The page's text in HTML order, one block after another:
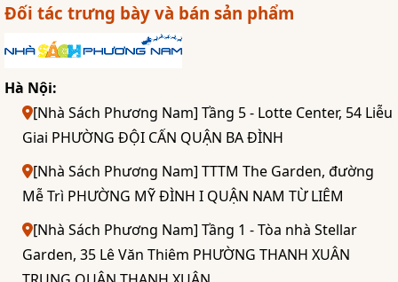
Đối tác trưng bày và bán sản phẩm
Hà Nội:
[Nhà Sách Phương Nam] Tầng 5 - Lotte Center, 54 Liễu
Giai PHƯỜNG ĐỘI CẤN QUẬN BA ĐÌNH
[Nhà Sách Phương Nam] TTTM The Garden, đường
Mễ Trì PHƯỜNG MỸ ĐÌNH I QUẬN NAM TỪ LIÊM
[Nhà Sách Phương Nam] Tầng 1 - Tòa nhà Stellar
Garden, 35 Lê Văn Thiêm PHƯỜNG THANH XUÂN